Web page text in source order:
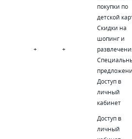
+ +
покупки по
детской
Скидки на
шопинг и
Доступ в
личный
кабинет
Доступ в
личный